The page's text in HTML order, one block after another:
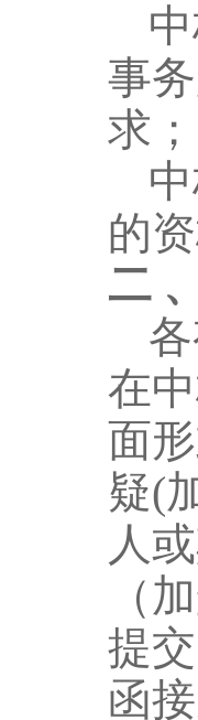
事务
求；
的
二
在
面
疑(
人
（
提
函